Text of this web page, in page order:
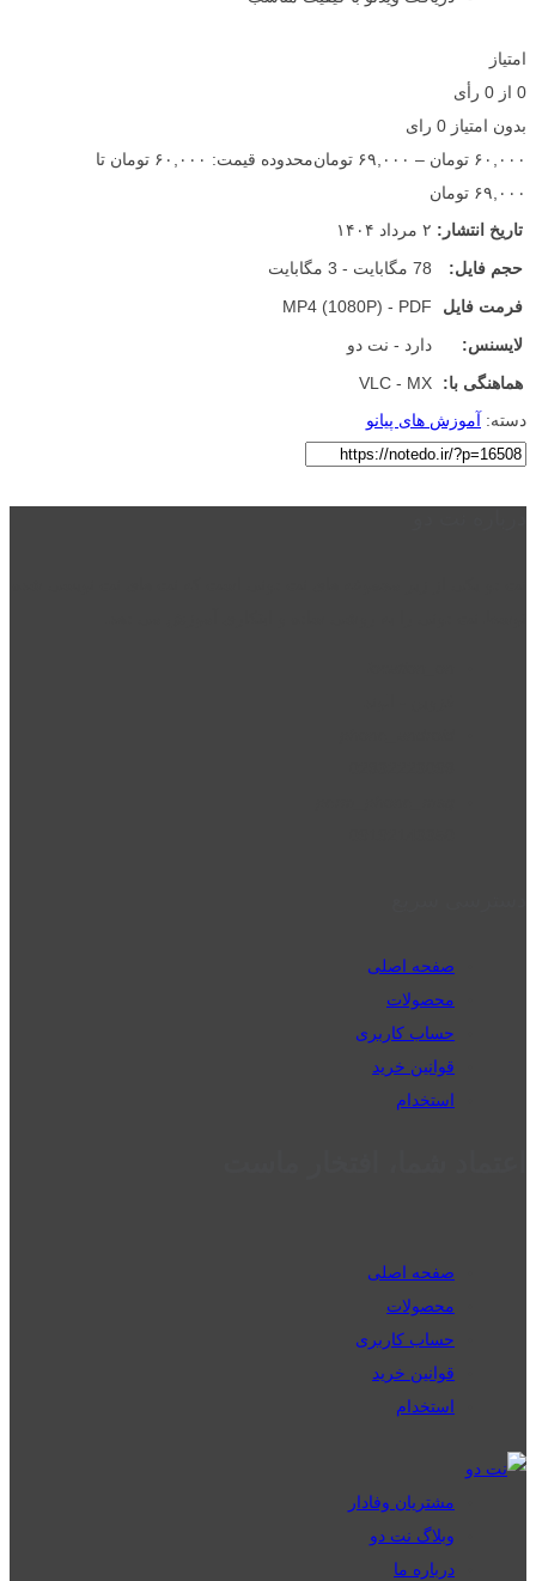
امتیاز
0 از 0 رأی
بدون امتیاز 0 رای
۶۰,۰۰۰ تومان – ۶۹,۰۰۰ تومان
محدوده قیمت: ۶۰,۰۰۰ تومان تا
۶۹,۰۰۰ تومان
تاریخ انتشار: ۲ مرداد ۱۴۰۴
حجم فایل:
78 مگابایت - 3 مگابایت
فرمت فایل
MP4 (1080P) - PDF
لایسنس:
دارد - نت دو
هماهنگی با:
VLC - MX
دسته: آموزش های پیانو
صفحه اصلی
محصولات
حساب کاربری
قوانین خرید
استخدام
صفحه اصلی
محصولات
حساب کاربری
قوانین خرید
استخدام
مشتریان وفادار
وبلاگ نت دو
درباره ما